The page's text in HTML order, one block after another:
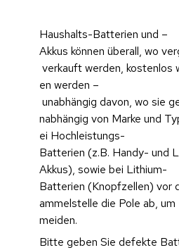
Haushalts-Batterien und –
Akkus können überall, wo
verkauft werden, kostenlos
en werden –
unabhängig davon, wo sie
nabhängig von Marke und
ei Hochleistungs-
Batterien (z.B. Handy- und
Akkus), sowie bei Lithium-
Batterien (Knopfzellen) vor
ammelstelle die Pole ab,
meiden.
Bitte geben Sie defekte